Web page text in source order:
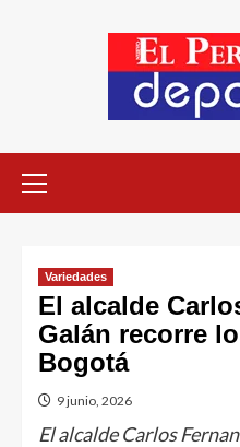
Variedades
El alcalde
Galán recorre
Bogotá
9 junio, 2026
El alcalde Carlos